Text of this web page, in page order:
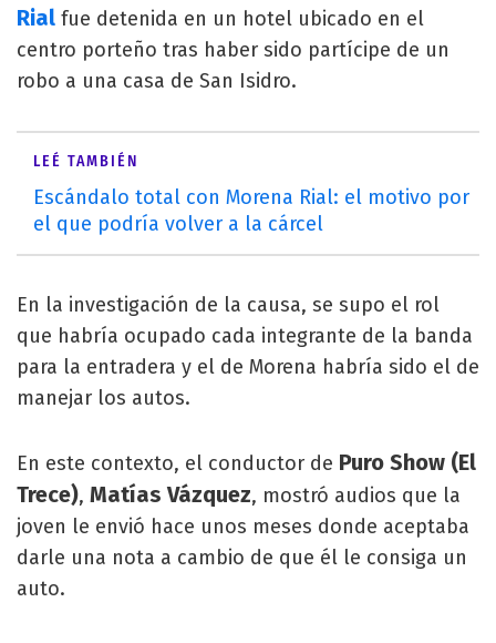
Rial fue detenida en un hotel ubicado en el
centro porteño tras haber sido partícipe de un
robo a una casa de San Isidro.
LEÉ TAMBIÉN
Escándalo total con Morena Rial: el motivo por
el que podría volver a la cárcel
En la investigación de la causa, se supo el rol
que habría ocupado cada integrante de la banda
para la entradera y el de Morena habría sido el de
manejar los autos.
En este contexto, el conductor de Puro Show (El
Trece), Matías Vázquez, mostró audios que la
joven le envió hace unos meses donde aceptaba
darle una nota a cambio de que él le consiga un
auto.